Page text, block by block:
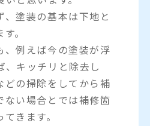
塗装の基本は下地と
。
、例えば今の塗装が浮
、キッチリと除去し
どの掃除をしてから補
ない場合とでは補修箇
きます。